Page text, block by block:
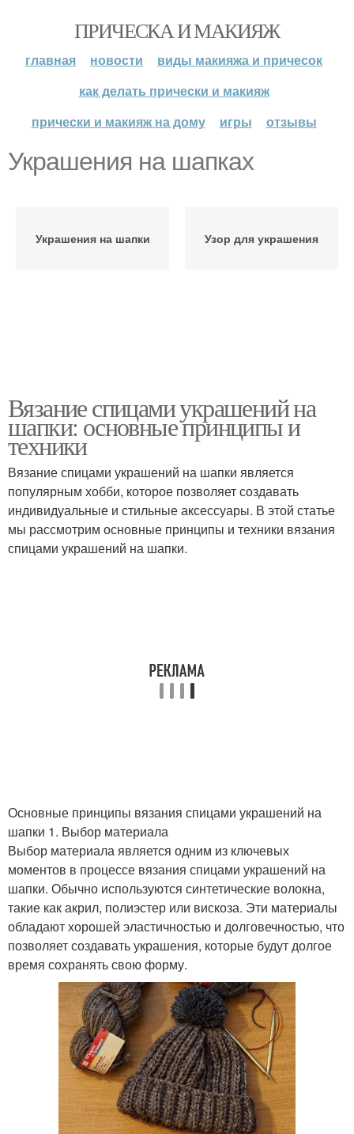
ПРИЧЕСКА И МАКИЯЖ
главная новости
виды макияжа и причесок
как делать прически и макияж
прически и макияж на дому
игры отзывы
Украшения на шапках
Украшения на шапки Узор для украшения
Вязание спицами украшений на
шапки: основные принципы и
техники
Вязание спицами украшений на шапки является
популярным хобби, которое позволяет создавать
индивидуальные и стильные аксессуары. В этой статье
мы рассмотрим основные принципы и техники вязания
спицами украшений на шапки.
Основные принципы вязания спицами украшений на
шапки 1. Выбор материала
Выбор материала является одним из ключевых
моментов в процессе вязания спицами украшений на
шапки. Обычно используются синтетические волокна,
такие как акрил, полиэстер или вискоза. Эти материалы
обладают хорошей эластичностью и долговечностью, что
позволяет создавать украшения, которые будут долгое
время сохранять свою форму.